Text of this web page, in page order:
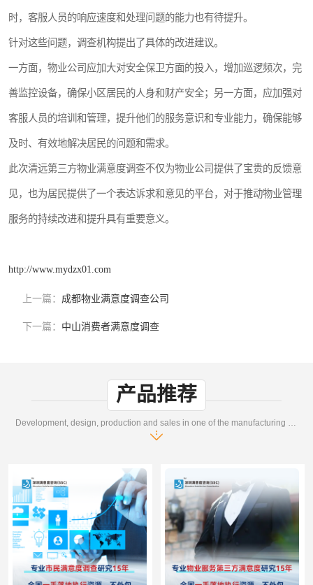
时，客服人员的响应速度和处理问题的能力也有待提升。
针对这些问题，调查机构提出了具体的改进建议。
一方面，物业公司应加大对安全保卫方面的投入，增加巡逻频次，完
善监控设备，确保小区居民的人身和财产安全；另一方面，应加强对
客服人员的培训和管理，提升他们的服务意识和专业能力，确保能够
及时、有效地解决居民的问题和需求。
此次清远第三方物业满意度调查不仅为物业公司提供了宝贵的反馈意
见，也为居民提供了一个表达诉求和意见的平台，对于推动物业管理
服务的持续改进和提升具有重要意义。
http://www.mydzx01.com
上一篇： 成都物业满意度调查公司
下一篇： 中山消费者满意度调查
产品推荐
Development, design, production and sales in one of the manufacturing enterprises